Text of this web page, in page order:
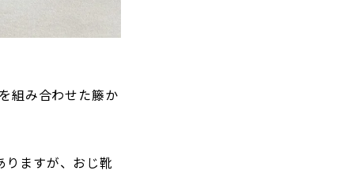
組み合わせた籐か
りますが、おじ靴